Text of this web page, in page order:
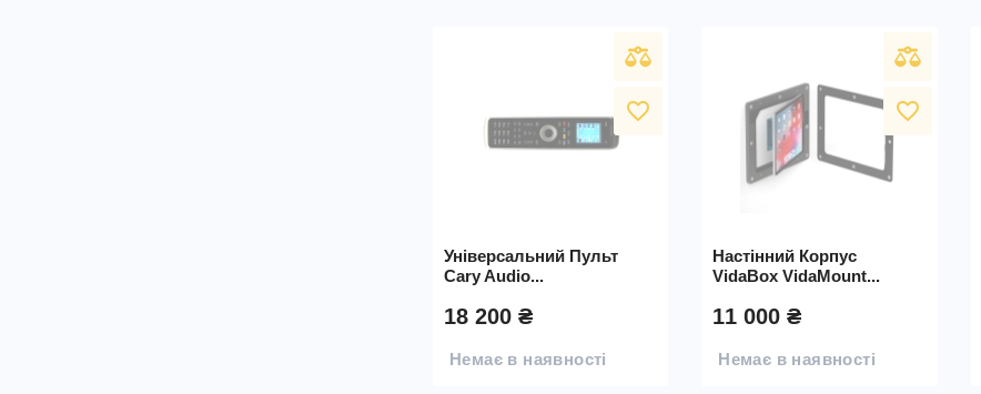
favorite_border
Універсальний Пульт
Cary Audio...
18 200 ₴
Немає в наявності
favorite_border
Настінний Корпус
VidaBox VidaMount...
11 000 ₴
Немає в наявності